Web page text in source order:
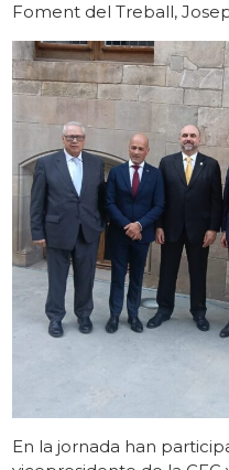
Foment del Treball,
En la jornada han